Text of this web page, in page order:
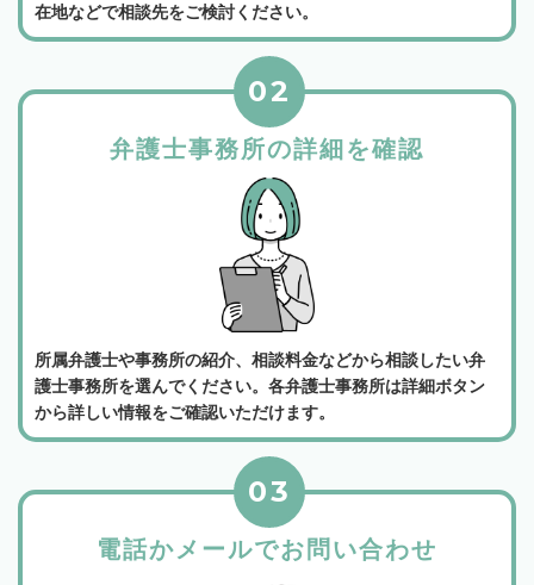
在地などで相談先をご検討ください。
弁護士事務所の詳細を確認
02
所属弁護士や事務所の紹介、相談料金などから相談したい弁
護士事務所を選んでください。各弁護士事務所は詳細ボタン
から詳しい情報をご確認いただけます。
電話かメールでお問い合わせ
03